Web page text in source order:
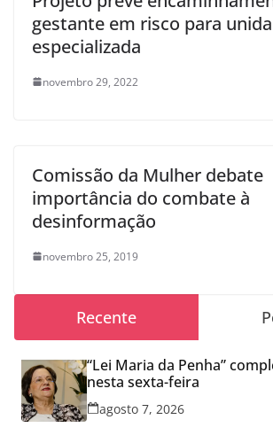
gestante em risco para
especializada
novembro 29, 2022
Comissão da Mulher debate
importância do combate à
desinformação
novembro 25, 2019
Recente
“Lei Maria da Penha”
nesta sexta-feira
agosto 7, 2026